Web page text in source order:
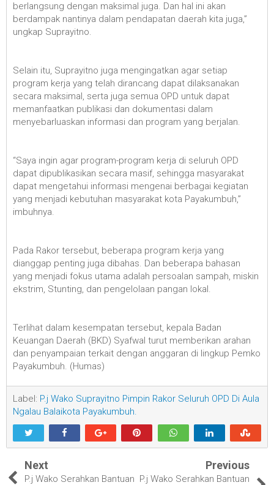
berlangsung dengan maksimal juga. Dan hal ini akan
berdampak nantinya dalam pendapatan daerah kita juga,”
ungkap Suprayitno.
Selain itu, Suprayitno juga mengingatkan agar setiap
program kerja yang telah dirancang dapat dilaksanakan
secara maksimal, serta juga semua OPD untuk dapat
memanfaatkan publikasi dan dokumentasi dalam
menyebarluaskan informasi dan program yang berjalan.
“Saya ingin agar program-program kerja di seluruh OPD
dapat dipublikasikan secara masif, sehingga masyarakat
dapat mengetahui informasi mengenai berbagai kegiatan
yang menjadi kebutuhan masyarakat kota Payakumbuh,”
imbuhnya.
Pada Rakor tersebut, beberapa program kerja yang
dianggap penting juga dibahas. Dan beberapa bahasan
yang menjadi fokus utama adalah persoalan sampah, miskin
ekstrim, Stunting, dan pengelolaan pangan lokal.
Terlihat dalam kesempatan tersebut, kepala Badan
Keuangan Daerah (BKD) Syafwal turut memberikan arahan
dan penyampaian terkait dengan anggaran di lingkup Pemko
Payakumbuh. (Humas)
Label: P.j Wako Suprayitno Pimpin Rakor Seluruh OPD Di Aula
Ngalau Balaikota Payakumbuh.
Next
P.j Wako Serahkan Bantuan
Previous
P.j Wako Serahkan Bantuan